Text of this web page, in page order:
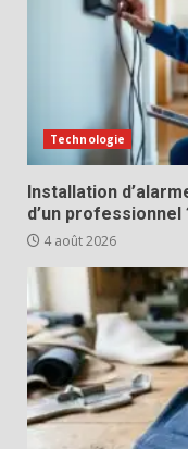
Technologie
Installation
d’un professionnel
4 août 2026